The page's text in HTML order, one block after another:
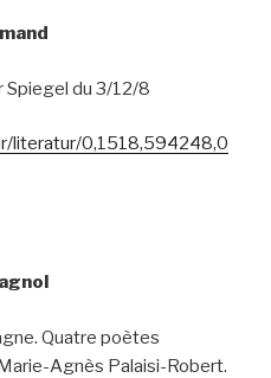
Spiegel du 3/12/8
literatur/0,1518,594248,0
Quatre poètes
Agnès Palaisi-Robert.